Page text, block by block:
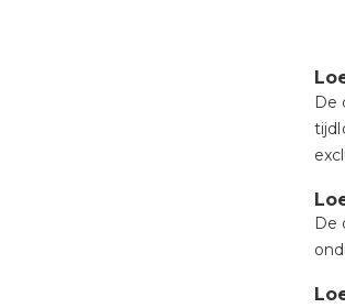
De
De